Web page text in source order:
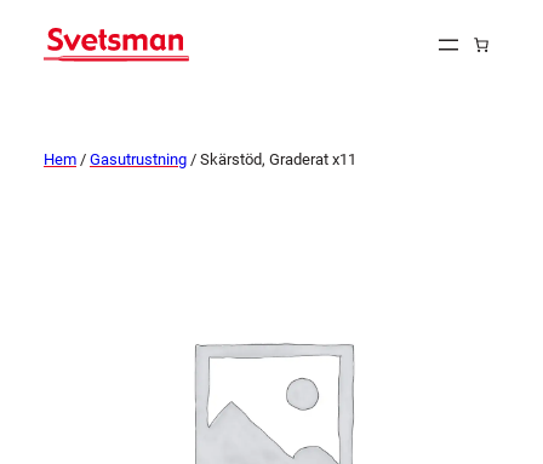
Hem / Gasutrustning / Skärstöd, Graderat x11